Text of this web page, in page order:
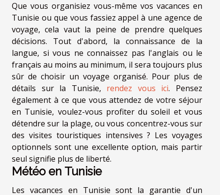
Que vous organisiez vous-même vos vacances en
Tunisie ou que vous fassiez appel à une agence de
voyage, cela vaut la peine de prendre quelques
décisions. Tout d'abord, la connaissance de la
langue, si vous ne connaissez pas l'anglais ou le
français au moins au minimum, il sera toujours plus
sûr de choisir un voyage organisé. Pour plus de
détails sur la Tunisie, rendez vous ici. Pensez
également à ce que vous attendez de votre séjour
en Tunisie, voulez-vous profiter du soleil et vous
détendre sur la plage, ou vous concentrez-vous sur
des visites touristiques intensives ? Les voyages
optionnels sont une excellente option, mais partir
seul signifie plus de liberté.
Météo en Tunisie
Les vacances en Tunisie sont la garantie d'un